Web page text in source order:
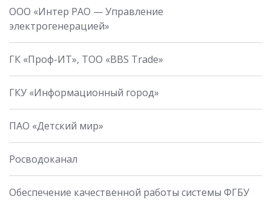
ООО «Интер РАО — Управление
электрогенерацией»
ГК «Проф-ИТ», ТОО «BBS Trade»
ГКУ «Информационный город»
ПАО «Детский мир»
Росводоканал
Обеспечение качественной работы системы ФГБУ